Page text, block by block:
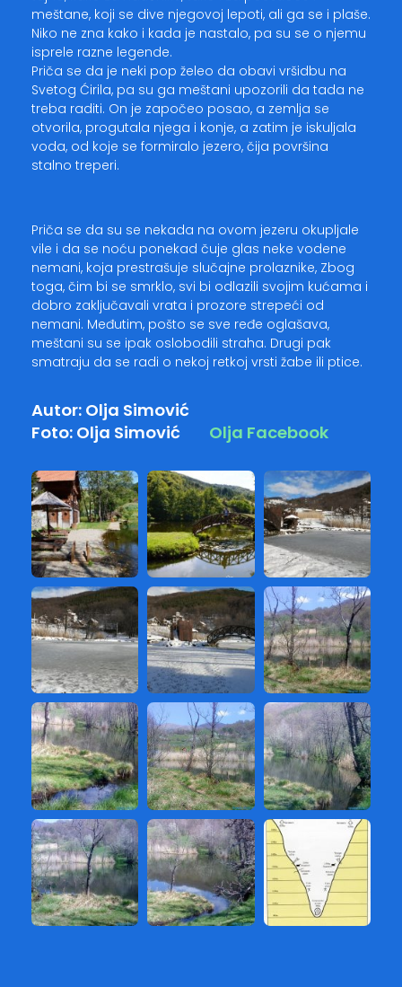
meštane, koji se dive njegovoj lepoti, ali ga se i plaše.
Niko ne zna kako i kada je nastalo, pa su se o njemu
isprele razne legende.
Priča se da je neki pop želeo da obavi vršidbu na
Svetog Ćirila, pa su ga meštani upozorili da tada ne
treba raditi. On je započeo posao, a zemlja se
otvorila, progutala njega i konje, a zatim je iskuljala
voda, od koje se formiralo jezero, čija površina
stalno treperi.
Priča se da su se nekada na ovom jezeru okupljale
vile i da se noću ponekad čuje glas neke vodene
nemani, koja prestrašuje slučajne prolaznike, Zbog
toga, čim bi se smrklo, svi bi odlazili svojim kućama i
dobro zaključavali vrata i prozore strepeći od
nemani. Međutim, pošto se sve ređe oglašava,
meštani su se ipak oslobodili straha. Drugi pak
smatraju da se radi o nekoj retkoj vrsti žabe ili ptice.
Autor: Olja Simović
Foto: Olja Simović Olja Facebook